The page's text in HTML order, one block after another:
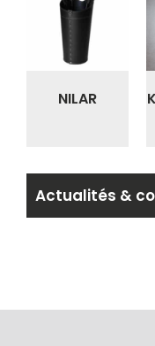
NILAR
Actualités &